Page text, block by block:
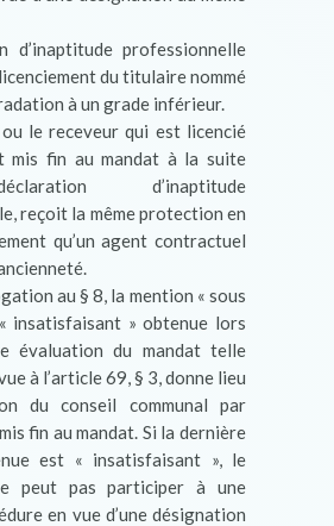
d’inaptitude professionnelle
du titulaire nommé
à un grade inférieur.
le receveur qui est licencié
mis fin au mandat à la suite
d’inaptitude
reçoit la même protection en
qu’un agent contractuel
au § 8, la mention « sous
insatisfaisant » obtenue lors
évaluation du mandat telle
à l’article 69, § 3, donne lieu
du conseil communal par
fin au mandat. Si la dernière
est « insatisfaisant », le
peut pas participer à une
en vue d’une désignation